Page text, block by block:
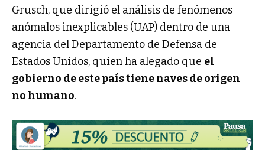
Grusch, que dirigió el análisis de fenómenos
anómalos inexplicables (UAP) dentro de una
agencia del Departamento de Defensa de
Estados Unidos, quien ha alegado que el
gobierno de este país tiene naves de origen
no humano.